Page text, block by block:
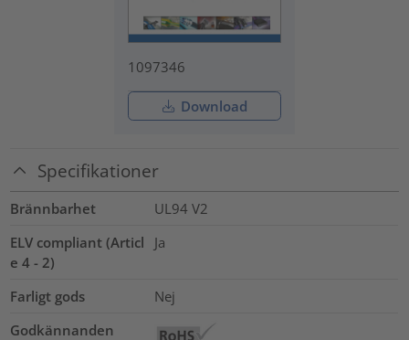
1097346
Download
Specifikationer
Brännbarhet
UL94 V2
ELV compliant (Articl
e 4 - 2)
Ja
Farligt gods
Nej
Godkännanden